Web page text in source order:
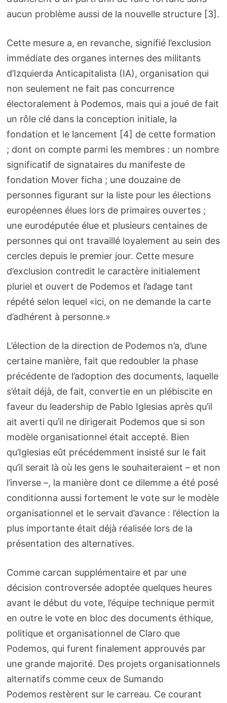
aucun problème aussi de la nouvelle structure [3].
Cette mesure a, en revanche, signifié l’exclusion
immédiate des organes internes des militants
d’Izquierda Anticapitalista (IA), organisation qui
non seulement ne fait pas concurrence
électoralement à Podemos, mais qui a joué de fait
un rôle clé dans la conception initiale, la
fondation et le lancement [4] de cette formation
; dont on compte parmi les membres : un nombre
significatif de signataires du manifeste de
fondation Mover ficha ; une douzaine de
personnes figurant sur la liste pour les élections
européennes élues lors de primaires ouvertes ;
une eurodéputée élue et plusieurs centaines de
personnes qui ont travaillé loyalement au sein des
cercles depuis le premier jour. Cette mesure
d’exclusion contredit le caractère initialement
pluriel et ouvert de Podemos et l’adage tant
répété selon lequel «ici, on ne demande la carte
d’adhérent à personne.»
L’élection de la direction de Podemos n’a, d’une
certaine manière, fait que redoubler la phase
précédente de l’adoption des documents, laquelle
s’était déjà, de fait, convertie en un plébiscite en
faveur du leadership de Pablo Iglesias après qu’il
ait averti qu’il ne dirigerait Podemos que si son
modèle organisationnel était accepté. Bien
qu’Iglesias eût précédemment insisté sur le fait
qu’il serait là où les gens le souhaiteraient – et non
l’inverse –, la manière dont ce dilemme a été posé
conditionna aussi fortement le vote sur le modèle
organisationnel et le servait d’avance : l’élection la
plus importante était déjà réalisée lors de la
présentation des alternatives.
Comme carcan supplémentaire et par une
décision controversée adoptée quelques heures
avant le début du vote, l’équipe technique permit
en outre le vote en bloc des documents éthique,
politique et organisationnel de Claro que
Podemos, qui furent finalement approuvés par
une grande majorité. Des projets organisationnels
alternatifs comme ceux de Sumando
Podemos restèrent sur le carreau. Ce courant